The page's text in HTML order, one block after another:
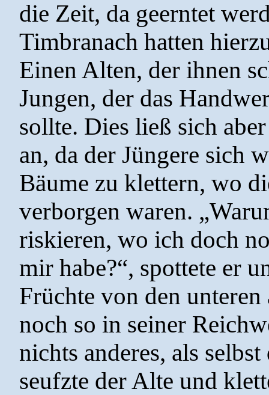
die Zeit, da geerntet
Timbranach hatten
Einen Alten, der ihnen
Jungen, der das
sollte. Dies ließ sich
an, da der Jüngere sich
Bäume zu klettern, wo
verborgen waren.
riskieren, wo ich doch
mir habe?“, spottete er
Früchte von den
noch so in seiner
nichts anderes, als
seufzte der Alte und